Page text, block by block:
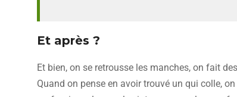
Et après ?
Et bien, on se retrousse les manches, on fait
Quand on pense en avoir trouvé un qui colle,